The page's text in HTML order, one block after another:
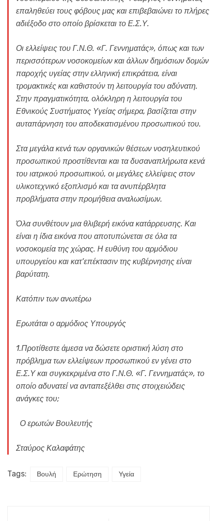
επαληθεύει τους φόβους μας και επιβεβαιώνει το πλήρες
αδιέξοδο στο οποίο βρίσκεται το Ε.Σ.Υ.
Οι ελλείψεις του Γ.Ν.Θ. «Γ. Γεννηματάς», όπως και των
περισσότερων νοσοκομείων και άλλων δημόσιων δομών
παροχής υγείας στην ελληνική επικράτεια, είναι
τρομακτικές και καθιστούν τη λειτουργία του αδύνατη.
Στην πραγματικότητα, ολόκληρη η λειτουργία του
Εθνικούς Συστήματος Υγείας σήμερα, βασίζεται στην
αυταπάρνηση του αποδεκατισμένου προσωπικού του.
Στα μεγάλα κενά των οργανικών θέσεων νοσηλευτικού
προσωπικού προστίθενται και τα δυσαναπλήρωτα κενά
του ιατρικού προσωπικού, οι μεγάλες ελλείψεις στον
υλικοτεχνικό εξοπλισμό και τα ανυπέρβλητα
προβλήματα στην προμήθεια αναλωσίμων.
Όλα συνθέτουν μια θλιβερή εικόνα κατάρρευσης. Και
είναι η ίδια εικόνα που αποτυπώνεται σε όλα τα
νοσοκομεία της χώρας. Η ευθύνη του αρμόδιου
υπουργείου και κατ’επέκτασιν της κυβέρνησης είναι
βαρύτατη.
Κατόπιν των ανωτέρω
Ερωτάται ο αρμόδιος Υπουργός
1.Προτίθεστε άμεσα να δώσετε οριστική λύση στο
πρόβλημα των ελλείψεων προσωπικού εν γένει στο
Ε.Σ.Υ και συγκεκριμένα στο Γ.Ν.Θ. «Γ. Γεννηματάς», το
οποίο αδυνατεί να ανταπεξέλθει στις στοιχειώδεις
ανάγκες του;
Ο ερωτών Βουλευτής
Σταύρος Καλαφάτης
Tags: Βουλή Ερώτηση Υγεία